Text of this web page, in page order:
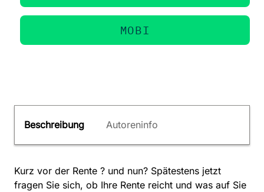
MOBI
Beschreibung Autoreninfo
Kurz vor der Rente ? und nun? Spätestens jetzt
fragen Sie sich, ob Ihre Rente reicht und was auf Sie